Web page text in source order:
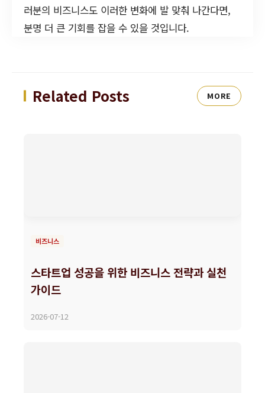
러분의 비즈니스도 이러한 변화에 발 맞춰 나간다면,
분명 더 큰 기회를 잡을 수 있을 것입니다.
Related Posts MORE
비즈니스
스타트업 성공을 위한 비즈니스 전략과 실천
가이드
2026-07-12